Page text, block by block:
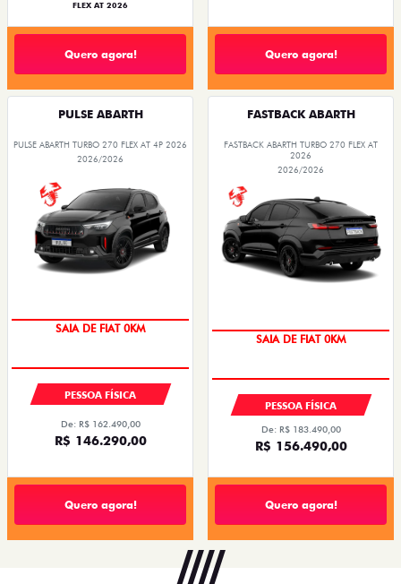
FLEX AT 2026
Quero agora! Quero agora!
PULSE ABARTH
PULSE ABARTH TURBO 270 FLEX AT 4P 2026
2026/2026
SAIA DE FIAT 0KM
PESSOA FÍSICA
De: R$ 162.490,00
R$ 146.290,00
Quero agora!
FASTBACK ABARTH
FASTBACK ABARTH TURBO 270 FLEX AT
2026
2026/2026
SAIA DE FIAT 0KM
PESSOA FÍSICA
De: R$ 183.490,00
R$ 156.490,00
Quero agora!